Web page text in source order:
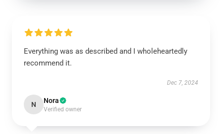
Everything was as described and I wholeheartedly
recommend it.
Dec 7, 2024
N Nora
Verified owner